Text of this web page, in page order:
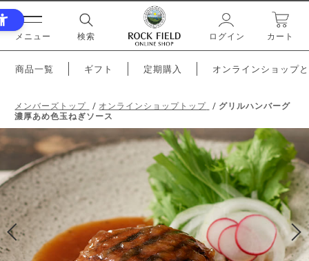
メニュー 検索 ログイン カート
商品一覧 ギフト 定期購入 オンラインショップ
メンバーズトップ オンラインショップトップ
グリルハンバーグ
濃厚あめ色玉ねぎソース